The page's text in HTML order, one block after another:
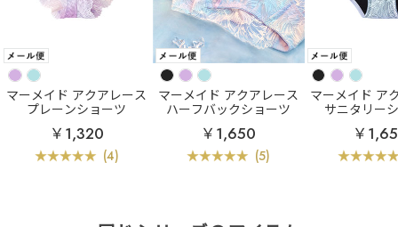
マーメイド アクアレース
プレーンショーツ
￥1,320
(4)
マーメイド アクアレース
ハーフバックショーツ
￥1,650
(5)
マーメイド ア
サニタリー
￥